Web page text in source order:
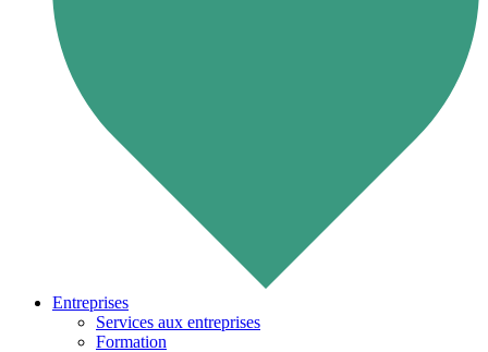
Entreprises
Services aux entreprises
Formation